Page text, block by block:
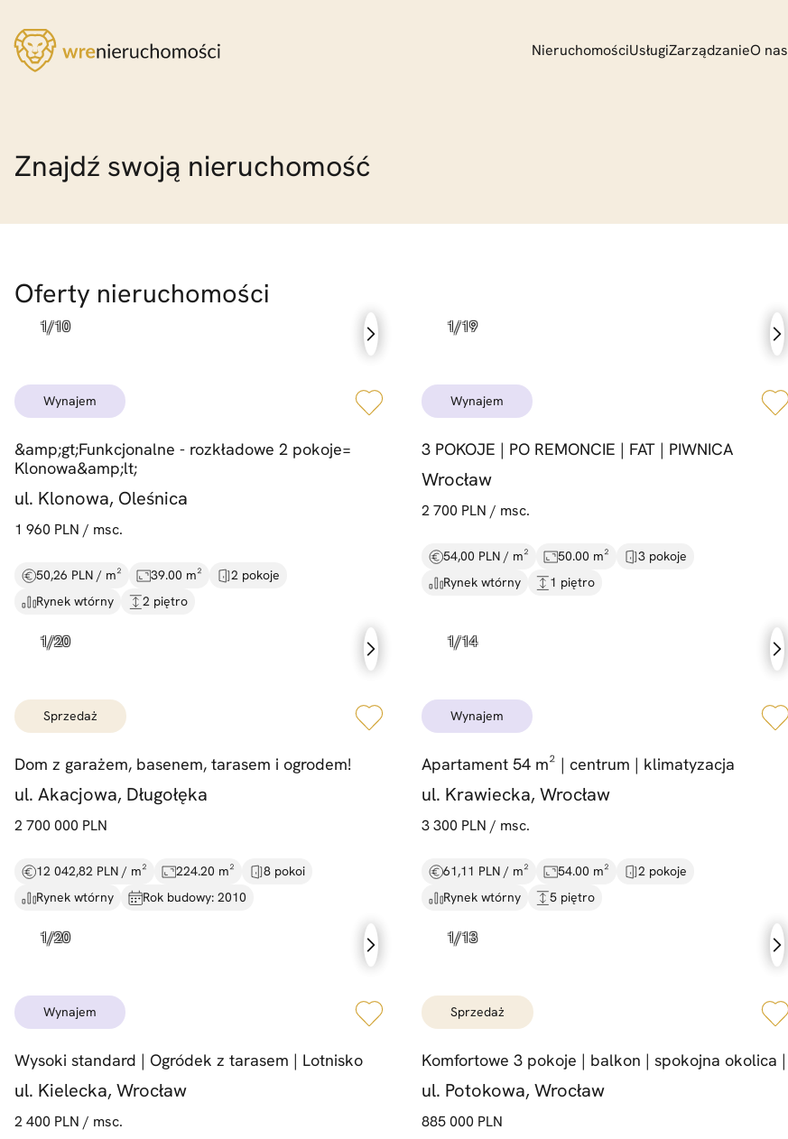
NieruchomościUsługiZarządzanieO nas
Znajdź swoją nieruchomość
Liczba pokoi od Piętro od
Oferty nieruchomości
wynajem
&amp;gt;Funkcjonalne - rozkładowe 2 pokoje=
Klonowa&amp;lt;
ul. Klonowa, Oleśnica
1 960 PLN / msc.
50,26 PLN / m² 39.00 m²
2 pokoje
Rynek wtórny
2 piętro
wynajem
3 POKOJE | PO REMONCIE | FAT | PIWNICA
Wrocław
2 700 PLN / msc.
54,00 PLN / m² 50.00 m²
3 pokoje
Rynek wtórny
1 piętro
sprzedaż
Dom z garażem, basenem, tarasem i ogrodem!
ul. Akacjowa, Długołęka
2 700 000 PLN
12 042,82 PLN / m² 224.20 m²
8 pokoi
Rynek wtórny
Rok budowy: 2010
wynajem
Apartament 54 m² | centrum | klimatyzacja
ul. Krawiecka, Wrocław
3 300 PLN / msc.
61,11 PLN / m² 54.00 m²
2 pokoje
Rynek wtórny
5 piętro
wynajem
Wysoki standard | Ogródek z tarasem | Lotnisko
ul. Kielecka, Wrocław
2 400 PLN / msc.
sprzedaż
Komfortowe 3 pokoje | balkon | spokojna okolica |
ul. Potokowa, Wrocław
885 000 PLN